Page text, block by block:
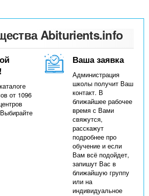
Abiturients.info
от 1096
Ваша заявка
Администрация
школы получит Ваш
контакт. В
ближайшее рабочее
время с Вами
свяжутся,
расскажут
подробнее про
обучение и если
Вам всё подойдет,
запишут Вас в
ближайшую группу
или на
индивидуальное